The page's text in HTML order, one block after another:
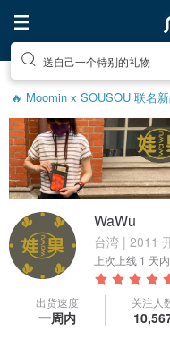
送自己一个特别的礼物
🔥 Moomin x SOUSOU 联名
WaWu
台湾 | 2011
上次上线 1 天内
出货速度
一周内
关注人